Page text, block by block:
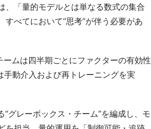
、「量的モデルとは単なる数式の集合
べてにおいて“思考”が伴う必要があ
ムは四半期ごとにファクターの有効性
動介入および再トレーニングを実
グレーボックス・チーム”を編成し、モ